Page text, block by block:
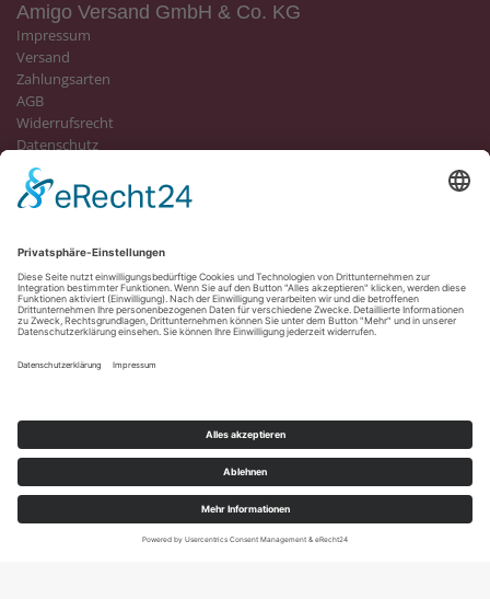
Amigo Versand GmbH & Co. KG
Impressum
Versand
Zahlungsarten
AGB
Widerrufsrecht
Datenschutz
Informationen
Versandkosten Händler
FAQ
Vertrag widerrufen
Account (0,00EUR) FAQ